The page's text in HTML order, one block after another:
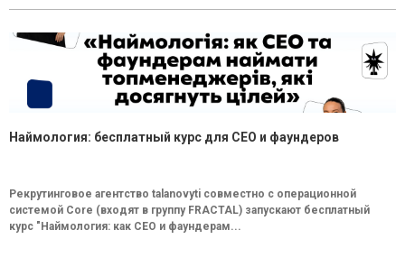
Наймология: бесплатный курс для CEO и фаундеров
Рекрутинговое агентство talanovyti совместно с операционной
системой Core (входят в группу FRACTAL) запускают бесплатный
курс "Наймология: как СEO и фаундерам...